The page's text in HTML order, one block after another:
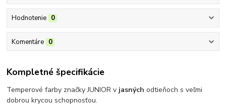
Hodnotenie 0
Komentáre 0
Kompletné špecifikácie
Temperové farby značky JUNIOR v jasnýchodtieňoch s veľmi
dobrou krycou schopnosťou.